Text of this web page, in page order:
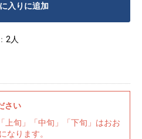
入りに追加
2人
さい
上旬」「中旬」「下旬」はおお
なります。